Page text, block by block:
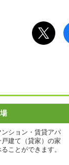
ション・賃貸アパ
建て（貸家）の家
ことができます。